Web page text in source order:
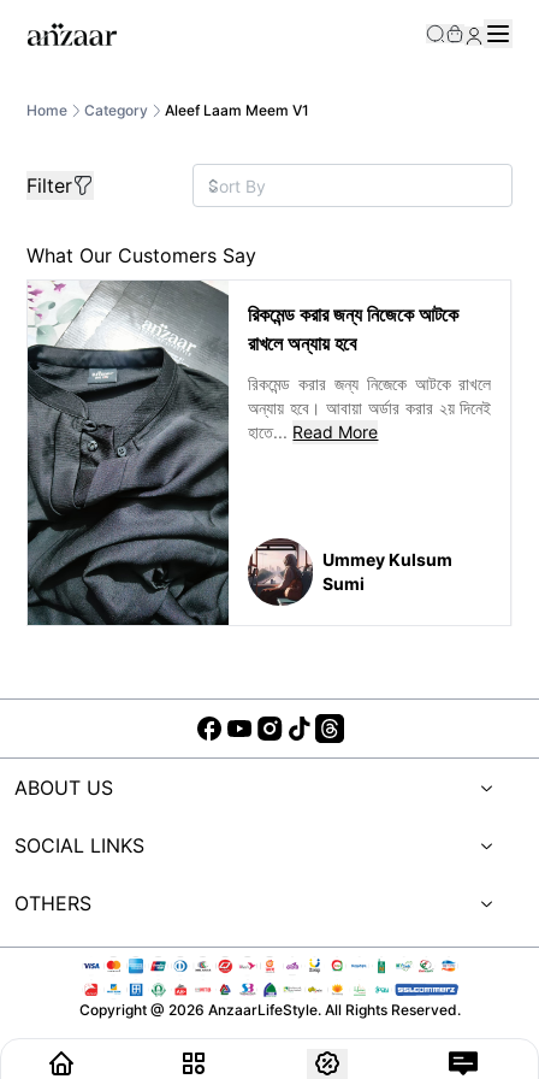
Home Category Aleef Laam Meem V1
Filter
What Our Customers Say
রিকমেন্ড করার জন্য নিজেকে আটকে
রাখলে অন্যায় হবে
রিকমেন্ড করার জন্য নিজেকে আটকে রাখলে
অন্যায় হবে। আবায়া অর্ডার করার ২য় দিনেই
হাতে... Read More
Ummey Kulsum
Sumi
ABOUT US
SOCIAL LINKS
OTHERS
Copyright @ 2026 AnzaarLifeStyle. All Rights Reserved.